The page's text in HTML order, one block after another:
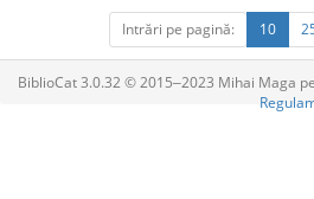
Intrări pe pagină: 10
BiblioCat 3.0.32 © 2015‒2023 Mihai Maga